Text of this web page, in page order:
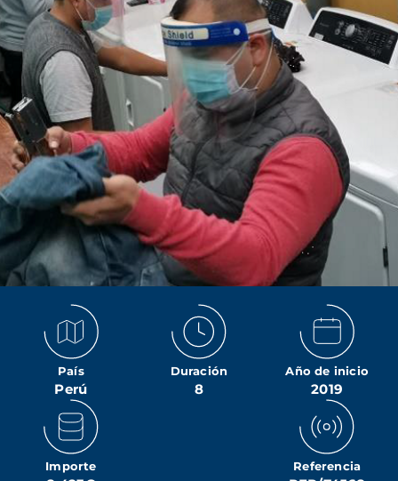
País
Perú
Duración
8
Año de inicio
2019
Importe Referencia